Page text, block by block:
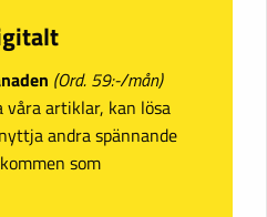
(Ord. 59:-/mån)
artiklar, kan lösa
andra spännande
som